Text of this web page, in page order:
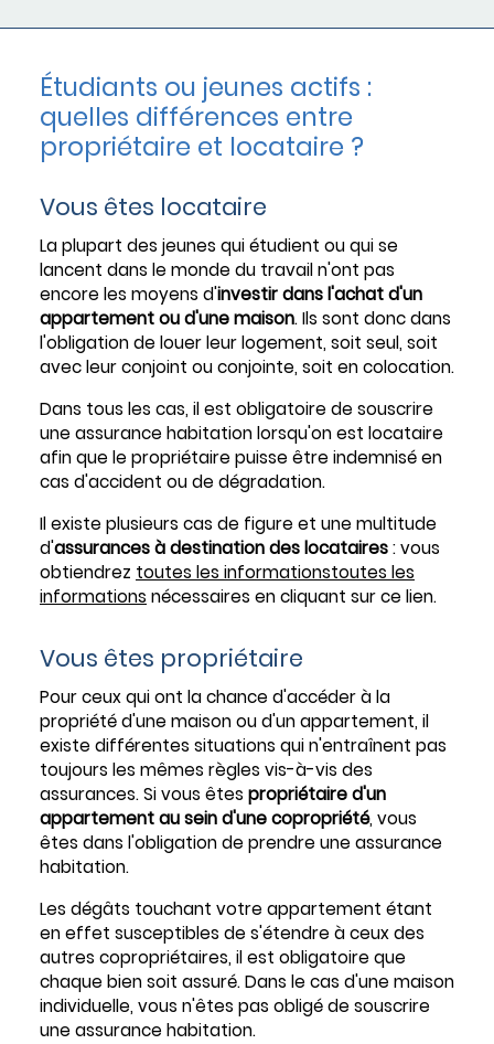
Étudiants ou jeunes actifs :
quelles différences entre
propriétaire et locataire ?
Vous êtes locataire
La plupart des jeunes qui étudient ou qui se
lancent dans le monde du travail n'ont pas
encore les moyens d'investir dans l'achat d'un
appartement ou d'une maison. Ils sont donc dans
l'obligation de louer leur logement, soit seul, soit
avec leur conjoint ou conjointe, soit en colocation.
Dans tous les cas, il est obligatoire de souscrire
une assurance habitation lorsqu'on est locataire
afin que le propriétaire puisse être indemnisé en
cas d'accident ou de dégradation.
Il existe plusieurs cas de figure et une multitude
d'assurances à destination des locataires: vous
obtiendrez toutes les informationstoutes les
informations nécessaires en cliquant sur ce lien.
Vous êtes propriétaire
Pour ceux qui ont la chance d'accéder à la
propriété d'une maison ou d'un appartement, il
existe différentes situations qui n'entraînent pas
toujours les mêmes règles vis-à-vis des
assurances. Si vous êtes propriétaire d'un
appartement au sein d'une copropriété, vous
êtes dans l'obligation de prendre une assurance
habitation.
Les dégâts touchant votre appartement étant
en effet susceptibles de s'étendre à ceux des
autres copropriétaires, il est obligatoire que
chaque bien soit assuré. Dans le cas d'une maison
individuelle, vous n'êtes pas obligé de souscrire
une assurance habitation.